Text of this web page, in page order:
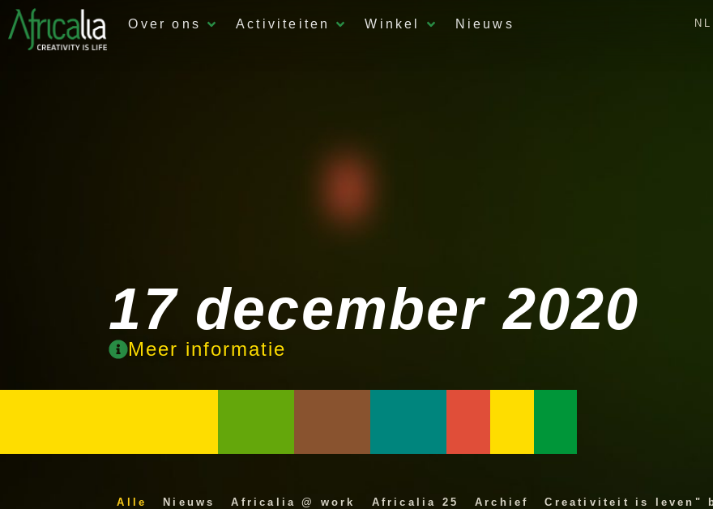
Over ons Activiteiten Winkel Nieuws NL
17 december 2020
Meer informatie
Alle Nieuws Africalia @ work Africalia 25 Archief Creativiteit is leven"